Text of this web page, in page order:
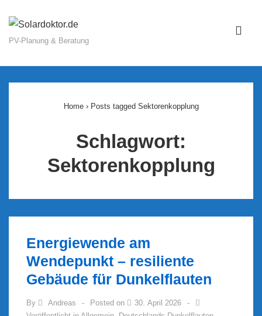
Zum
InhaltPV-Planung & Beratung
Home › Posts tagged Sektorenkopplung
Schlagwort:
Sektorenkopplung
Energiewende am
Wendepunkt – resiliente
Gebäude für Dunkelflauten
By Andreas Posted on
30. April 2026